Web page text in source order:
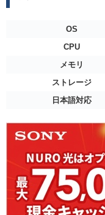
OS
CPU
メモリ
ストレージ
日本語対応